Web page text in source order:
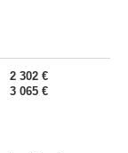
2 302 €
3 065 €